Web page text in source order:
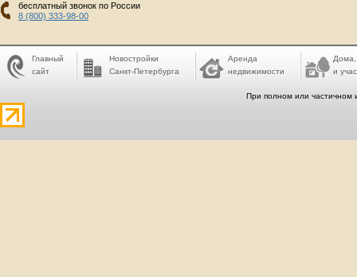
бесплатный звонок по России
8 (800) 333-98-00
Главный
сайт
Новостройки
Санкт-Петербурга
Аренда
недвижимости
Дома,
и
При полном или частичном